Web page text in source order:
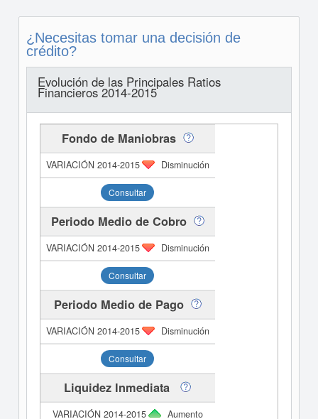
¿Necesitas tomar una decisión de
crédito?
Evolución de las Principales Ratios
Financieros 2014-2015
Fondo de Maniobras
Disminución
Consultar
Periodo Medio de Cobro
Disminución
Consultar
Periodo Medio de Pago
Disminución
Consultar
Liquidez Inmediata
Aumento